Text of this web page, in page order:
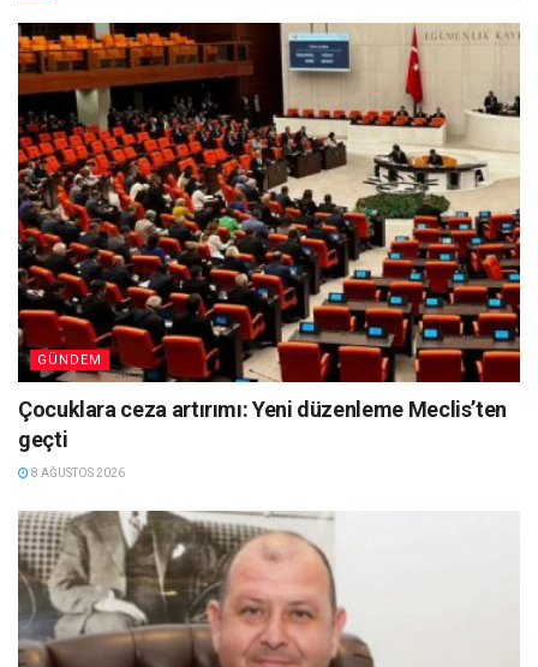
GÜNDEM
Çocuklara ceza artırımı: Yeni düzenleme Meclis’ten
geçti
8 AĞUSTOS 2026